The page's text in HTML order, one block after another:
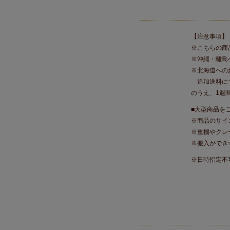
【注意事項】
※こちらの商
※沖縄・離島
※北海道への
追加送料に
のうえ、1週
■大型商品を
※商品のサイ
※重機やクレ
※搬入ができ
※日時指定不